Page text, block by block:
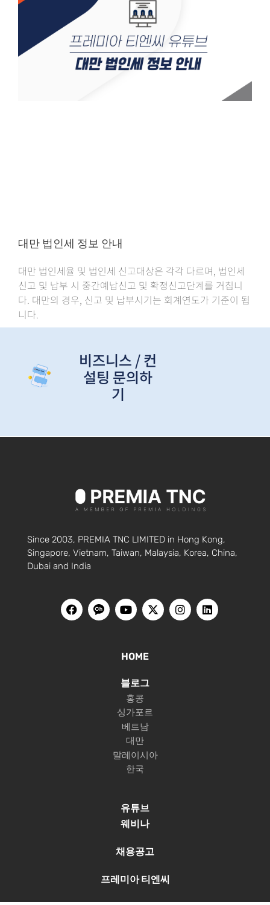
대만 법인세 정보 안내
대만 법인세율 및 법인세 신고대상은 각각 다르며, 법인세
신고 및 납부 시 중간예납신고 및 확정신고단계를 거칩니
다. 대만의 경우, 신고 및 납부시기는 회계연도가 기준이 됩
니다.
비즈니스 / 컨
설팅 문의하
기
Since 2003, PREMIA TNC LIMITED in Hong Kong,
Singapore, Vietnam, Taiwan, Malaysia, Korea, China,
Dubai and India
HOME
블로그
홍콩
싱가포르
베트남
대만
말레이시아
한국
유튜브
웨비나
채용공고
프레미아 티엔씨